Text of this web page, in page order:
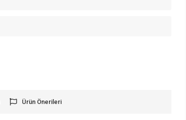
Ürün Önerileri